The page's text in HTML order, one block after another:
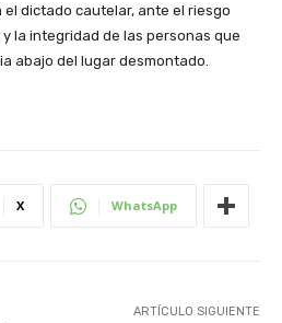
dictado cautelar, ante el riesgo
la integridad de las personas que
abajo del lugar desmontado.
X WhatsApp
ARTÍCULO SIGUIENTE